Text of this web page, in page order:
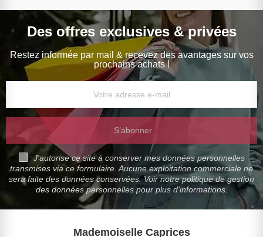
Des offres exclusives & privées
Restez informée par mail & recevez des avantages sur vos
prochains achats !
S’abonner
J'autorise ce site à conserver mes données personnelles
transmises via ce formulaire. Aucune exploitation commerciale ne
sera faite des données conservées. Voir notre politique de gestion
des données personnelles pour plus d'informations.
Mademoiselle Caprices